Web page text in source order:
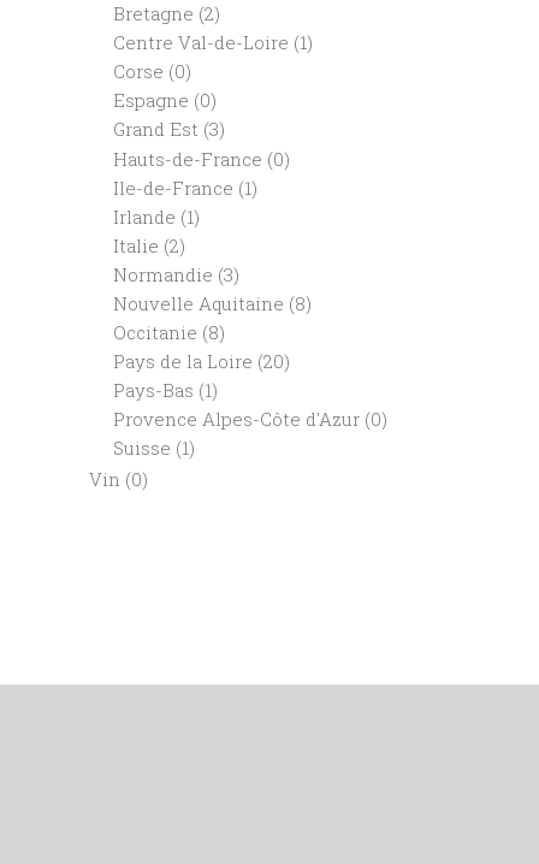
Bretagne (2)
Centre Val-de-Loire (1)
Corse (0)
Espagne (0)
Grand Est (3)
Hauts-de-France (0)
Ile-de-France (1)
Irlande (1)
Italie (2)
Normandie (3)
Nouvelle Aquitaine (8)
Occitanie (8)
Pays de la Loire (20)
Pays-Bas (1)
Provence Alpes-Côte d'Azur (0)
Suisse (1)
Vin (0)